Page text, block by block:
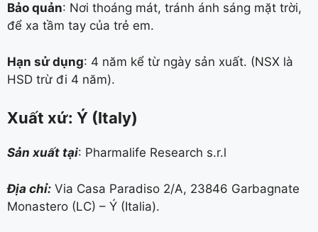
Bảo quản: Nơi thoáng mát, tránh ánh sáng mặt trời,
để xa tầm tay của trẻ em.
Hạn sử dụng: 4 năm kể từ ngày sản xuất. (NSX là
HSD trừ đi 4 năm).
Xuất xứ: Ý (Italy)
Sản xuất tại: Pharmalife Research s.r.l
Địa chỉ: Via Casa Paradiso 2/A, 23846 Garbagnate
Monastero (LC) – Ý (Italia).